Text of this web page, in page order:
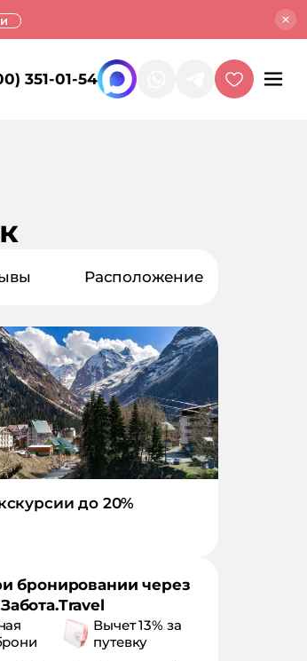
351-01-54
Расположение
до 20%
бронировании через
Забота.Travel
Вычет 13% за
путевку